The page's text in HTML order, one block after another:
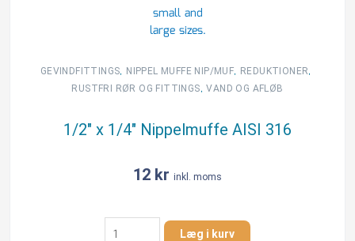
GEVINDFITTINGS, NIPPEL MUFFE NIP/MUF, REDUKTIONER,
RUSTFRI RØR OG FITTINGS,VAND OG AFLØB
1/2″ x 1/4″ Nippelmuffe AISI 316
12 kr inkl. moms
1/2"
Læg i kurv